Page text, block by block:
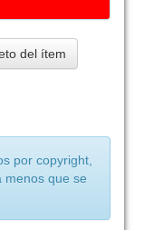
del ítem
por copyright,
menos que se